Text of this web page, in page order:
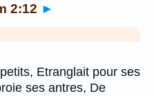
2:12 ►
Etranglait pour ses
ses antres, De